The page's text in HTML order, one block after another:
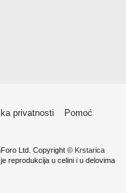
privatnosti
Pomoć
Ltd. Copyright © Krstarica
reprodukcija u celini i u delovima